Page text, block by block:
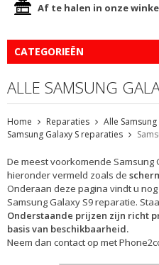
Af te halen in onze
CATEGORIEËN
ALLE SAMSUNG
Home Reparaties
Alle
Samsung Galaxy S reparaties
De meest voorkomende Samsung
hieronder vermeld zoals de
Onderaan deze pagina vindt u
Samsung Galaxy S9 reparatie.
Onderstaande prijzen zijn richt
basis van beschikbaarheid.
Neem dan contact op met